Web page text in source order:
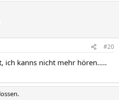
#20
ich kanns nicht mehr hören.....